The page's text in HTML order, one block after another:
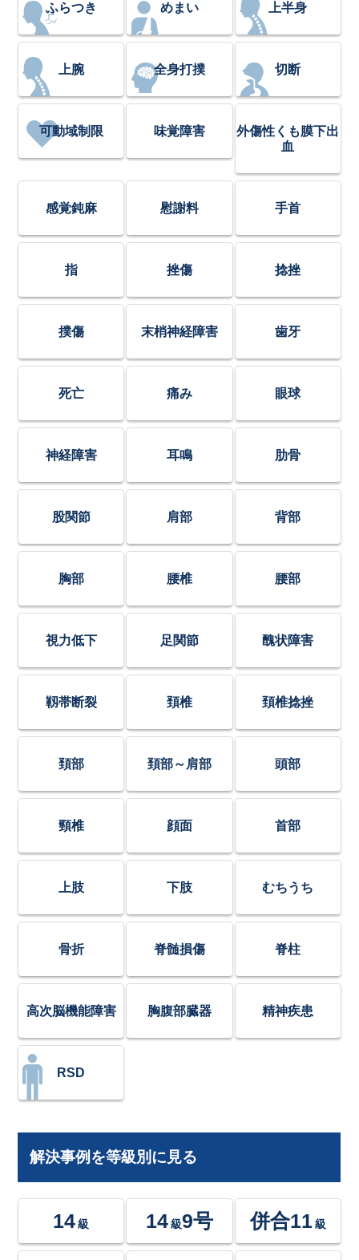
ふらつき めまい 上半身
上腕 全身打撲 切断
可動域制限 味覚障害
外傷性くも膜下出
血
感覚鈍麻 慰謝料 手首
指 挫傷 捻挫
撲傷 末梢神経障害 歯牙
死亡 痛み 眼球
神経障害 耳鳴 肋骨
股関節 肩部 背部
胸部 腰椎 腰部
視力低下 足関節 醜状障害
靱帯断裂 頚椎 頚椎捻挫
頚部 頚部～肩部 頭部
頸椎 顔面 首部
上肢 下肢 むちうち
骨折 脊髄損傷 脊柱
高次脳機能障害 胸腹部臓器 精神疾患
RSD
解決事例を等級別に見る
14 級 14級9号 併合11 級